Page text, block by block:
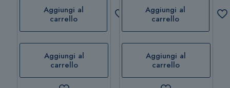
Aggiungi al
carrello
Aggiungi al
carrello
Aggiungi al
carrello
Aggiungi al
carrello